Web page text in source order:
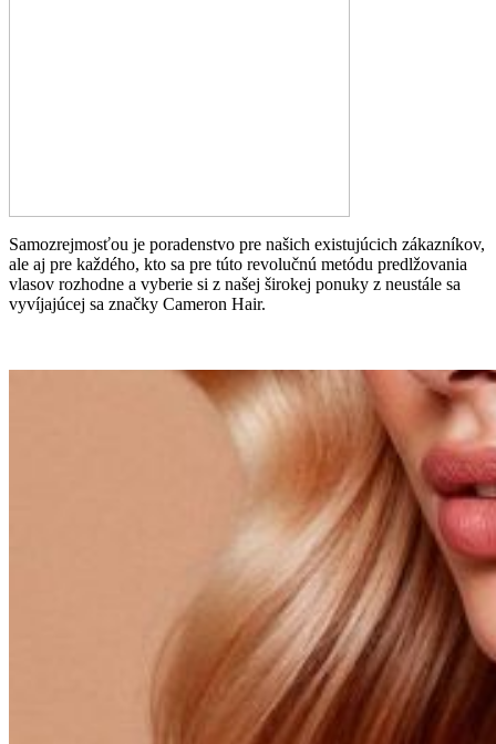
Samozrejmosťou je poradenstvo pre našich existujúcich zákazníkov,
ale aj pre každého, kto sa pre túto revolučnú metódu predlžovania
vlasov rozhodne a vyberie si z našej širokej ponuky z neustále sa
vyvíjajúcej sa značky Cameron Hair.